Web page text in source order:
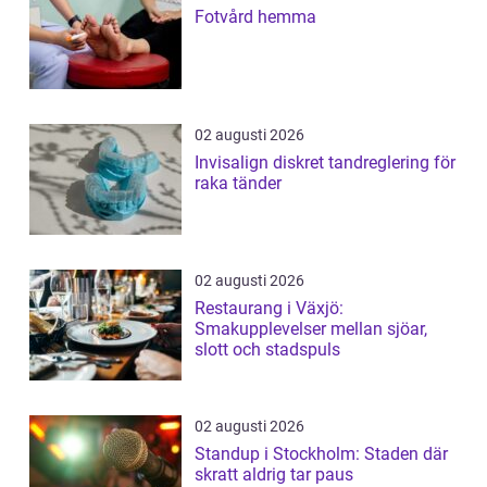
Fotvård hemma
02 augusti 2026
Invisalign diskret tandreglering för
raka tänder
02 augusti 2026
Restaurang i Växjö:
Smakupplevelser mellan sjöar,
slott och stadspuls
02 augusti 2026
Standup i Stockholm: Staden där
skratt aldrig tar paus